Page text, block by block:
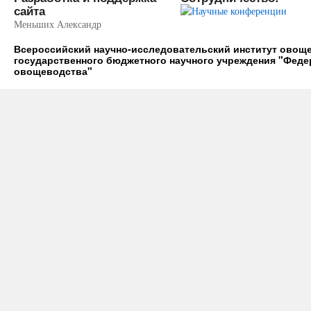
сайта
Меньших Александр
Всероссийский научно-исследовательский институт
государственного бюджетного научного учреждения
овощеводства"